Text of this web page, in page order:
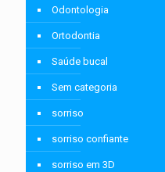
Odontologia
Ortodontia
Saúde bucal
Sem categoria
sorriso
sorriso confiante
sorriso em 3D